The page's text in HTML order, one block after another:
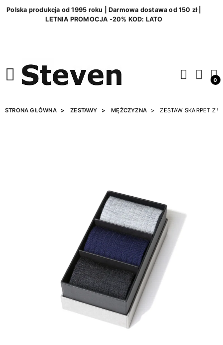
Polska produkcja od 1995 roku | Darmowa dostawa od 150 zł |
LETNIA PROMOCJA -20% KOD: LATO
0
STRONA GŁÓWNA ZESTAWY MĘŻCZYZNA ZESTAW SKARPET Z